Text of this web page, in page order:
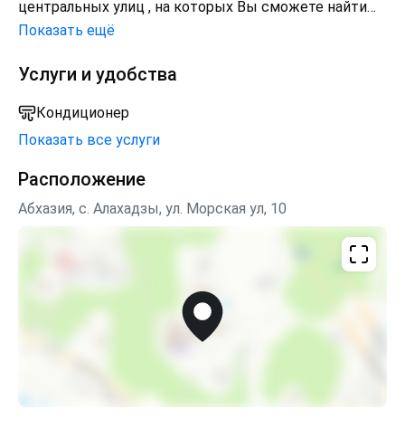
центральных улиц , на которых Вы сможете найти
кафе, столовые и магазины , а также сувенирные и
летняя кухня оснащенная всей необходимой
техникой, мебелью и посудой. На ней же
предоставлена гладильная зона и стиральная
машина. Также есть мангал и мангальные
принадлежности.Детки до 5 лет могут размещаются
родителями на двуспальной кровати (для этого не
указывайте ребеночка в бронировании, для того -
чтобы программа не считала дополнительное место,
после бронирования просто сообщите нам об этом)
Показать ещё
Услуги и удобства
Кондиционер
Показать все услуги
Расположение
Абхазия, с. Алахадзы, ул. Морская ул, 10